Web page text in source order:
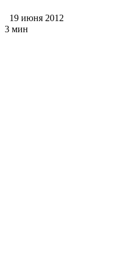
19 июня 2012
3 мин